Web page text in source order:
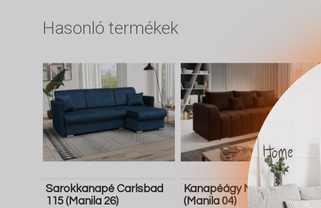
Hasonló termékek
Sarokkanapé Carlsbad
115 (Manila 26)
Kanapéágy Muncie 106
(Manila 04)